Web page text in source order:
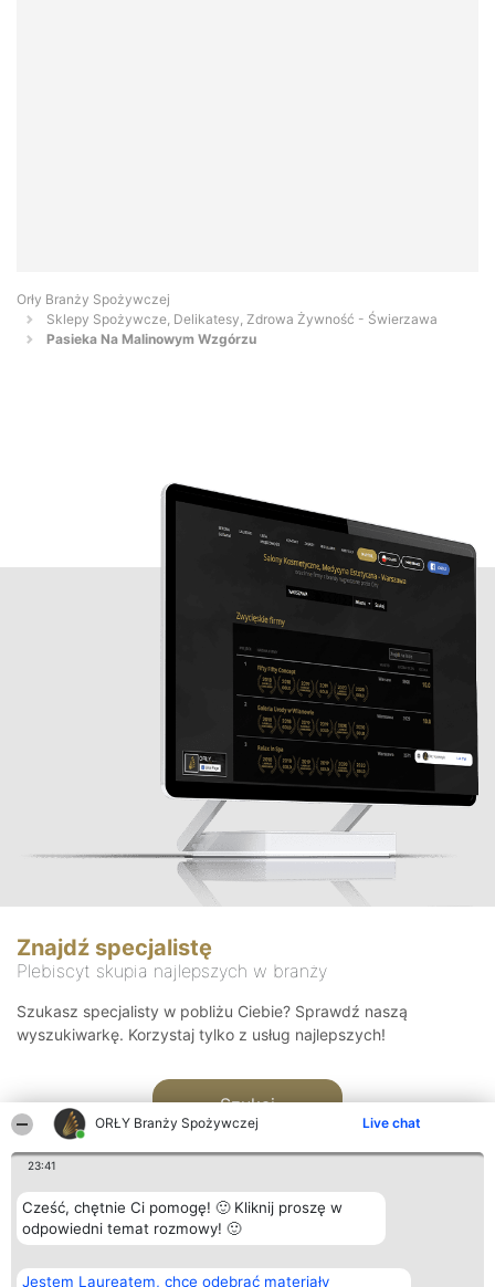
ORŁY Branży Spożywczej Live chat
23:41
Cześć, chętnie Ci pomogę! 🙂 Kliknij proszę w
odpowiedni temat rozmowy! 🙂
Jestem Laureatem, chcę odebrać materiały
Orły Branży Spożywczej
Sklepy Spożywcze, Delikatesy, Zdrowa Żywność - Świerzawa
Pasieka Na Malinowym Wzgórzu
Znajdź specjalistę
Plebiscyt skupia najlepszych w branży
Szukasz specjalisty w pobliżu Ciebie? Sprawdź naszą
wyszukiwarkę. Korzystaj tylko z usług najlepszych!
Szukaj
Organizator plebiscytu
Bright Side Solutions sp. z o.
Plebiscyt
Laureaci
Kontakt
Kontakt